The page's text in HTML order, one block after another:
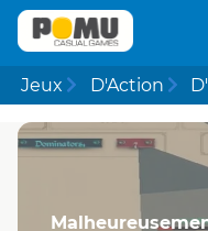
Jeux D'Action